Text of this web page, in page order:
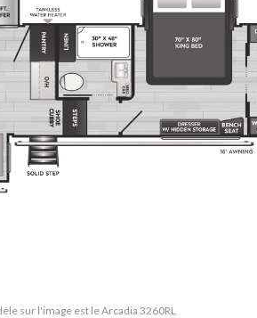
sur l'image est le Arcadia 3260RL